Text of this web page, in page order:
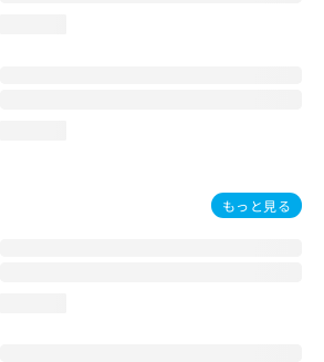
もっと見る